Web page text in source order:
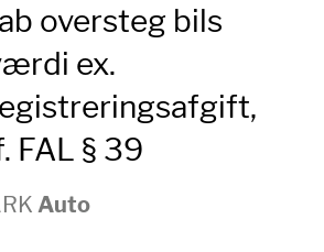
oversteg bils
ex.
FAL § 39
Auto